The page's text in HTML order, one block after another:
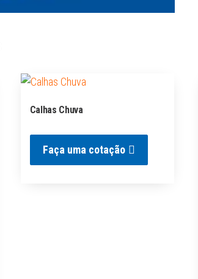
Calhas Chuva
Faça uma cotação